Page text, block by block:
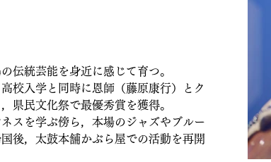
伝統芸能を身近に感じて育つ。
校入学と同時に恩師（藤原康行）とク
県民文化祭で最優秀賞を獲得。
スを学ぶ傍ら，本場のジャズやブルー
後，太鼓本舗かぶら屋での活動を再開